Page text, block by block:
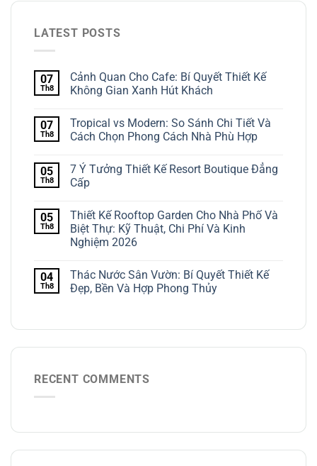
LATEST POSTS
07
Th8
Cảnh Quan Cho Cafe: Bí Quyết Thiết Kế
Không Gian Xanh Hút Khách
07
Th8
Tropical vs Modern: So Sánh Chi Tiết Và
Cách Chọn Phong Cách Nhà Phù Hợp
05
Th8
7 Ý Tưởng Thiết Kế Resort Boutique Đẳng
Cấp
05
Th8
Thiết Kế Rooftop Garden Cho Nhà Phố Và
Biệt Thự: Kỹ Thuật, Chi Phí Và Kinh
Nghiệm 2026
04
Th8
Thác Nước Sân Vườn: Bí Quyết Thiết Kế
Đẹp, Bền Và Hợp Phong Thủy
RECENT COMMENTS